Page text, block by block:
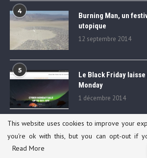
4
Burning Man, un
utopique
12 septembre 2014
5
Le Black Friday
Monday
1 décembre 2014
AVERTISSEMENT
This website uses cookies to improve your
you're ok with this, but you can opt-out if
Read More